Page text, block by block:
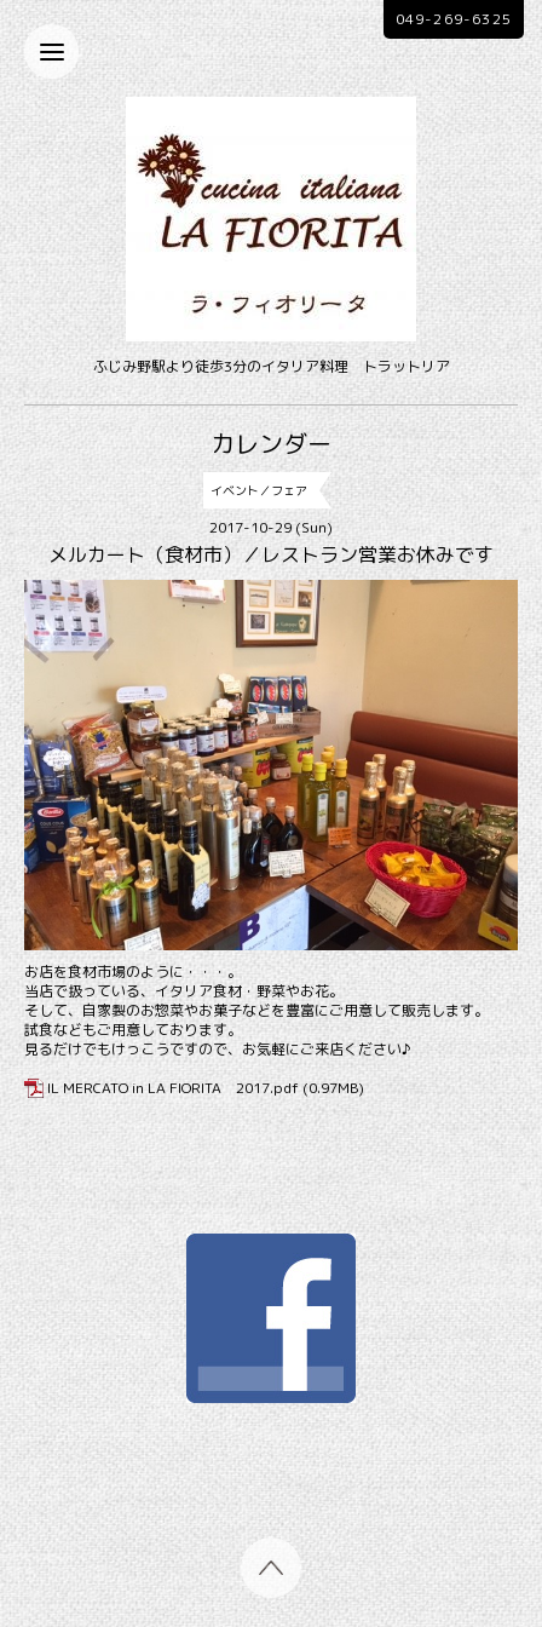
ふじみ野駅より徒歩3分のイタリア料理 トラットリア
049-269-6325
カレンダー
イベント／フェア
2017-10-29 (Sun)
メルカート（食材市）／レストラン営業お休みです
お店を食材市場のように・・・。
当店で扱っている、イタリア食材・野菜やお花。
そして、自家製のお惣菜やお菓子などを豊富にご用意して販売します。
試食などもご用意しております。
見るだけでもけっこうですので、お気軽にご来店ください♪
IL MERCATO in LA FIORITA 2017.pdf (0.97MB)